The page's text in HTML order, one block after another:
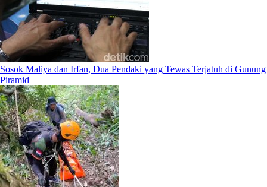
Sosok Maliya dan Irfan, Dua Pendaki yang Tewas Terjatuh di Gunung
Piramid